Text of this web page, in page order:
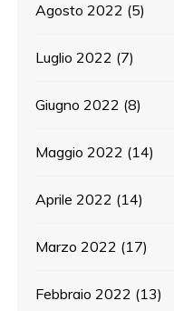
Agosto 2022 (5)
Luglio 2022 (7)
Giugno 2022 (8)
Maggio 2022 (14)
Aprile 2022 (14)
Marzo 2022 (17)
Febbraio 2022 (13)